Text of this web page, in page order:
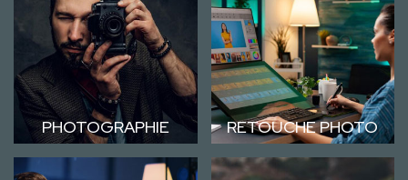
PHOTOGRAPHIE RETOUCHE PHOTO